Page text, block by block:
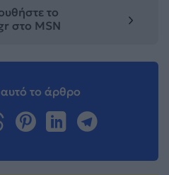
το
στο MSN
το άρθρο